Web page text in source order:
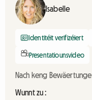
Isabelle
Identitéit verifizéiert
Presentatiounsvideo
Nach keng
Wunnt zu :